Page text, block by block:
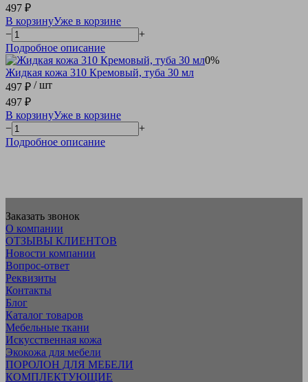
497 ₽
В корзинуУже в корзине
−
+
Подробное описание
0%
Жидкая кожа 310 Кремовый, туба 30 мл
497 ₽ / шт
497 ₽
В корзинуУже в корзине
−
+
Подробное описание
Заказать звонок
О компании
ОТЗЫВЫ КЛИЕНТОВ
Новости компании
Вопрос-ответ
Реквизиты
Контакты
Блог
Каталог товаров
Мебельные ткани
Искусcтвенная кожа
Экокожа для мебели
ПОРОЛОН ДЛЯ МЕБЕЛИ
КОМПЛЕКТУЮЩИЕ